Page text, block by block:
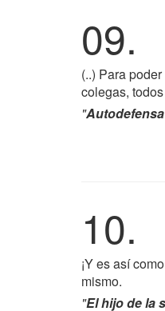
09.
(..) Para
colegas,
"Autodefensa
10.
¡Y es así
mismo.
"El hijo de la